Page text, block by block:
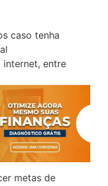
caso tenha
internet, entre
metas de